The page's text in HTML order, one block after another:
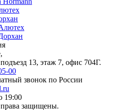
13, этаж 7, офис 704Г.
00
звонок по России
19:00
защищены.